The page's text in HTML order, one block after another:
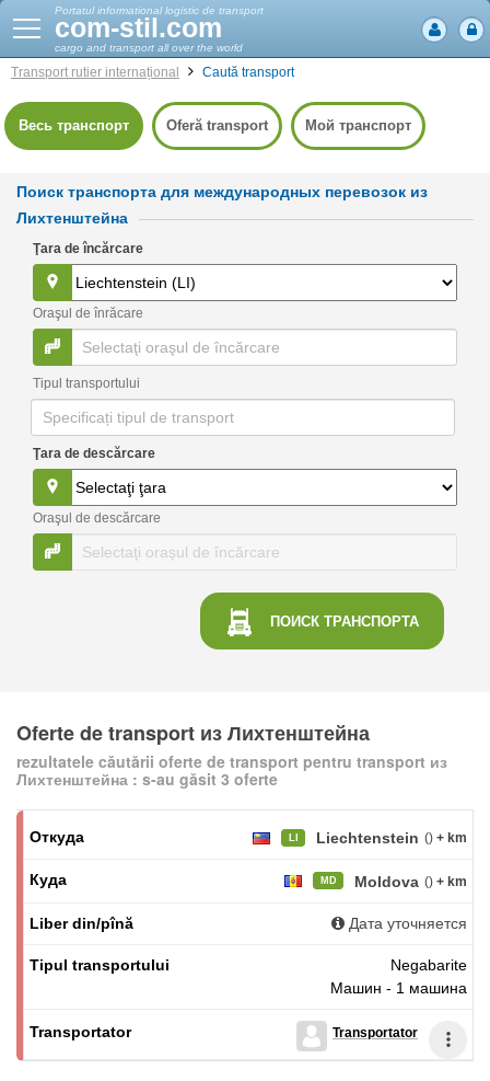
Portatul informational logistic de transport
com-stil.com
cargo and transport all over the world
Transport rutier internațional Caută transport
Весь транспорт Oferă transport Мой транспорт
Поиск транспорта для международных перевозок из
Лихтенштейна
Ţara de încărcare
Oraşul de înrăcare
Tipul transportului
Ţara de descărcare
Oraşul de descărcare
ПОИСК ТРАНСПОРТА
Oferte de transport из Лихтенштейна
rezultatele căutării oferte de transport pentru transport из
Лихтенштейна : s-au găsit 3 oferte
Liechtenstein () + km
MD Moldova () + km
Дата уточняется
Negabarite
Машин - 1 машина
Transportator